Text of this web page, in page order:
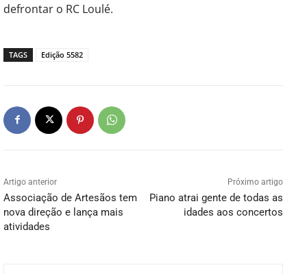
defrontar o RC Loulé.
TAGS Edição 5582
Artigo anterior
Associação de Artesãos tem
nova direção e lança mais
atividades
Próximo artigo
Piano atrai gente de todas as
idades aos concertos